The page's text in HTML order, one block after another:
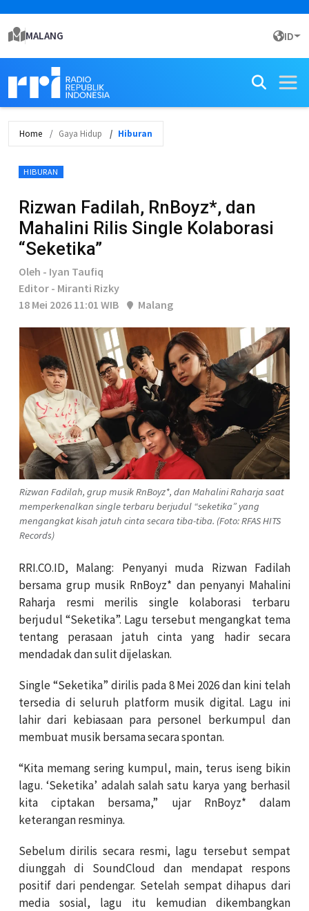
MALANG ID
Home Gaya Hidup Hiburan
HIBURAN
Rizwan Fadilah, RnBoyz*, dan
Mahalini Rilis Single Kolaborasi
“Seketika”
Oleh - Iyan Taufiq
Editor - Miranti Rizky
18 Mei 2026 11:01 WIB
Malang
Rizwan Fadilah, grup musik RnBoyz*, dan Mahalini Raharja saat
memperkenalkan single terbaru berjudul “seketika” yang
mengangkat kisah jatuh cinta secara tiba-tiba. (Foto: RFAS HITS
Records)
RRI.CO.ID, Malang: Penyanyi muda Rizwan Fadilah
bersama grup musik RnBoyz* dan penyanyi Mahalini
Raharja resmi merilis single kolaborasi terbaru
berjudul “Seketika”. Lagu tersebut mengangkat tema
tentang perasaan jatuh cinta yang hadir secara
mendadak dan sulit dijelaskan.
Single “Seketika” dirilis pada 8 Mei 2026 dan kini telah
tersedia di seluruh platform musik digital. Lagu ini
lahir dari kebiasaan para personel berkumpul dan
membuat musik bersama secara spontan.
“Kita memang sering kumpul, main, terus iseng bikin
lagu. ‘Seketika’ adalah salah satu karya yang berhasil
kita ciptakan bersama,” ujar RnBoyz* dalam
keterangan resminya.
Sebelum dirilis secara resmi, lagu tersebut sempat
diunggah di SoundCloud dan mendapat respons
positif dari pendengar. Setelah sempat dihapus dari
media sosial, lagu itu kemudian dikembangkan